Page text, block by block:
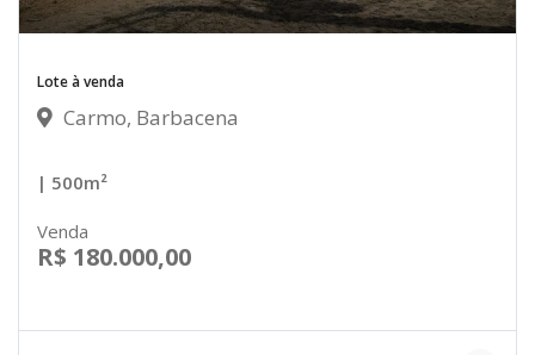
Lote à venda
Carmo, Barbacena
| 500m²
Venda
R$ 180.000,00